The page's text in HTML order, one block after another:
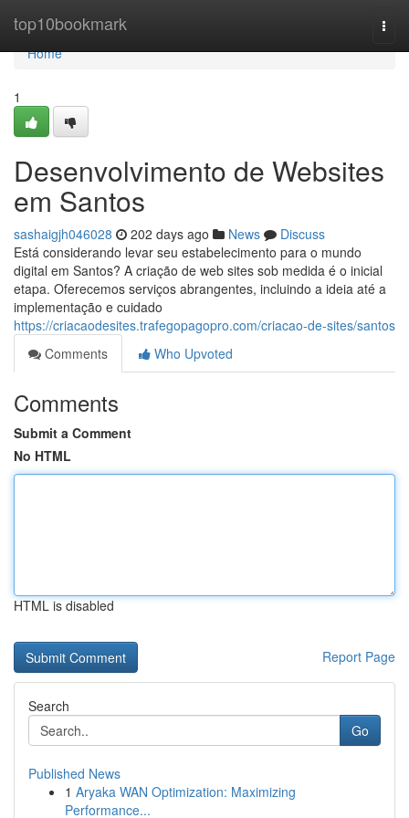
top10bookmark
Home
Home
1
Desenvolvimento de Websites
em Santos
sashaigjh046028 202 days ago News
Discuss
Está considerando levar seu estabelecimento para o mundo
digital em Santos? A criação de web sites sob medida é o inicial
etapa. Oferecemos serviços abrangentes, incluindo a ideia até a
implementação e cuidado
https://criacaodesites.trafegopagopro.com/criacao-de-sites/santos
Comments
Who Upvoted
Comments
Submit a Comment
No HTML
HTML is disabled
Report Page
Search
Go
Published News
1 Aryaka WAN Optimization: Maximizing
Performance...